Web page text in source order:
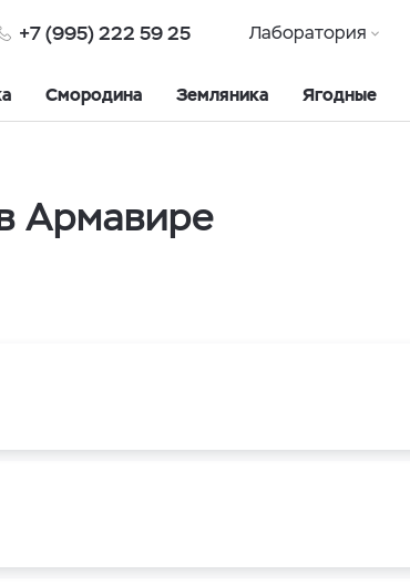
+7 (995) 222 59 25 Лаборатория
Смородина Земляника Ягодные
Армавире